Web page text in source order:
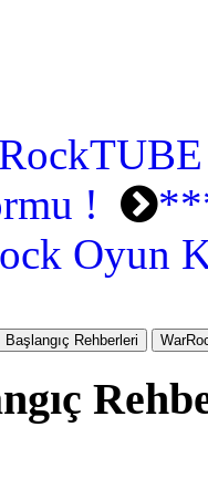
!
Oyun
Başlangıç Rehberleri